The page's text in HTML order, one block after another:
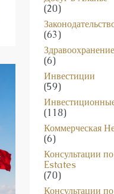
(63)
(6)
Инвестиции
(59)
Инвестиционные
(118)
Коммерческая
(6)
Консультации
Estates
(70)
Консультации
(1)